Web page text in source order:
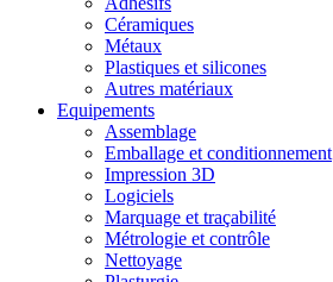
Céramiques
Métaux
Plastiques et silicones
Autres matériaux
Equipements
Assemblage
Emballage et conditionnement
Impression 3D
Logiciels
Marquage et traçabilité
Métrologie et contrôle
Nettoyage